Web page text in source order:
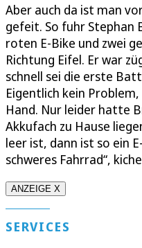
Aber auch da ist man
gefeit. So fuhr Stephan
roten E-Bike und zwei
Richtung Eifel. Er war
schnell sei die erste
Eigentlich kein
Hand. Nur leider hatte
Akkufach zu Hause
leer ist, dann ist so ein
schweres Fahrrad“,
ANZEIGE X
SERVICES